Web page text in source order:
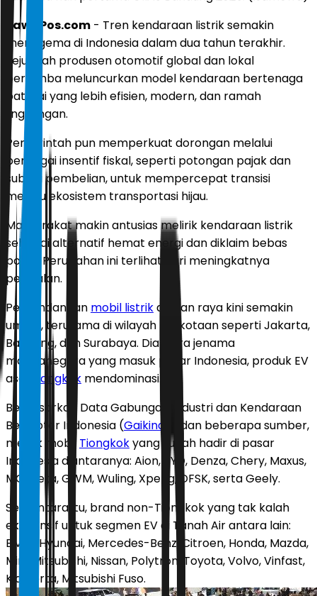
JawaPos.com - Tren kendaraan listrik semakin
menggema di Indonesia dalam dua tahun terakhir.
Sejumlah produsen otomotif global dan lokal
berlomba meluncurkan model kendaraan bertenaga
baterai yang lebih efisien, modern, dan ramah
lingkungan.
Pemerintah pun memperkuat dorongan melalui
berbagai insentif fiskal, seperti potongan pajak dan
subsidi pembelian, untuk mempercepat transisi
menuju ekosistem transportasi hijau.
Masyarakat makin antusias melirik kendaraan listrik
sebagai alternatif hemat energi dan diklaim bebas
polusi. Perubahan ini terlihat dari meningkatnya
penjualan.
Pemandangan mobil listrikdi jalan raya kini semakin
umum, terutama di wilayah perkotaan seperti Jakarta,
Bandung, dan Surabaya. Diantara jenama
mancanegara yang masuk pasar Indonesia, produk EV
asal
Tiongkok mendominasi.
Berdasarkan Data Gabungan Industri dan Kendaraan
Bermotor Indonesia (Gaikindo
) dan beberapa sumber,
merek mobilTiongkokyang sudah hadir di pasar
Indonesia diantaranya: Aion, BYD, Denza, Chery, Maxus,
MG, Neta, GWM, Wuling, Xpeng, DFSK, serta Geely.
Sementara itu, brand non-Tiongkok yang tak kalah
ekspansif untuk segmen EV di Tanah Air antara lain:
BMW, Hyundai, Mercedes-Benz, Citroen, Honda, Mazda,
Mini, Mitsubishi, Nissan, Polytron, Toyota, Volvo, Vinfast,
Kia, serta, Mitsubishi Fuso.